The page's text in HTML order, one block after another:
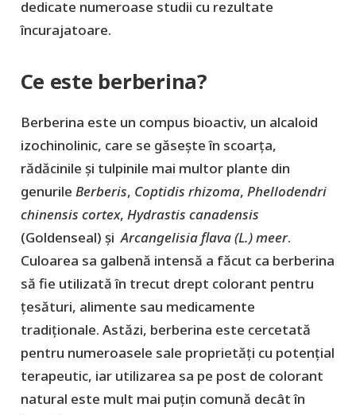
dedicate numeroase studii cu rezultate
încurajatoare.
Ce este berberina?
Berberina este un compus bioactiv, un alcaloid
izochinolinic, care se găsește în scoarța,
rădăcinile și tulpinile mai multor plante din
genurile Berberis, Coptidis rhizoma, Phellodendri
chinensis cortex, Hydrastis canadensis
(Goldenseal) șiArcangelisia flava (L.) meer.
Culoarea sa galbenă intensă a făcut ca berberina
să fie utilizată în trecut drept colorant pentru
țesături, alimente sau medicamente
tradiționale. Astăzi, berberina este cercetată
pentru numeroasele sale proprietăți cu potențial
terapeutic, iar utilizarea sa pe post de colorant
natural este mult mai puțin comună decât în